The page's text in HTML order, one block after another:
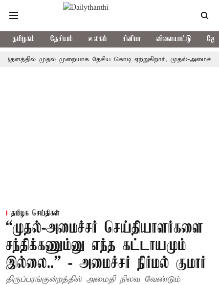
தமிழகம் தேசியம் உலகம் சினிமா விளையாட்டு
முதல் முறையாக தேசிய கொடி ஏற்றுகிறார், முதல்-அமைச்சர் விஜய்!
தமிழக செய்திகள்
“முதல்-அமைச்சர் செய்தியாளர்களை
சந்திக்கணும்னு எந்த கட்டாயமும்
இல்லை..” - அமைச்சர் நிர்மல் குமார்
திருப்பரங்குன்றத்தில் அமைதி நிலவ வேண்டும்